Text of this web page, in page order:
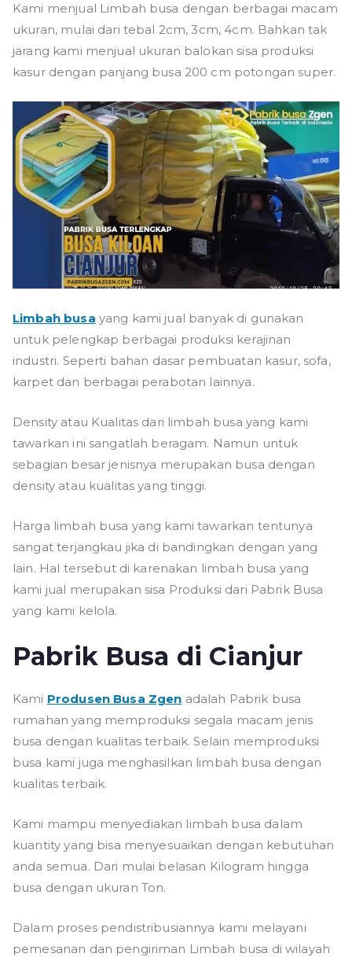
Kami menjual Limbah busa dengan berbagai macam
ukuran, mulai dari tebal 2cm, 3cm, 4cm. Bahkan tak
jarang kami menjual ukuran balokan sisa produksi
kasur dengan panjang busa 200 cm potongan super.
Limbah busa yang kami jual banyak di gunakan
untuk pelengkap berbagai produksi kerajinan
industri. Seperti bahan dasar pembuatan kasur, sofa,
karpet dan berbagai perabotan lainnya.
Density atau Kualitas dari limbah busa yang kami
tawarkan ini sangatlah beragam. Namun untuk
sebagian besar jenisnya merupakan busa dengan
density atau kualitas yang tinggi.
Harga limbah busa yang kami tawarkan tentunya
sangat terjangkau jika di bandingkan dengan yang
lain. Hal tersebut di karenakan limbah busa yang
kami jual merupakan sisa Produksi dari Pabrik Busa
yang kami kelola.
Pabrik Busa di Cianjur
Kami Produsen Busa Zgen adalah Pabrik busa
rumahan yang memproduksi segala macam jenis
busa dengan kualitas terbaik. Selain memproduksi
busa kami juga menghasilkan limbah busa dengan
kualitas terbaik.
Kami mampu menyediakan limbah busa dalam
kuantity yang bisa menyesuaikan dengan kebutuhan
anda semua. Dari mulai belasan Kilogram hingga
busa dengan ukuran Ton.
Dalam proses pendistribusiannya kami melayani
pemesanan dan pengiriman Limbah busa di wilayah